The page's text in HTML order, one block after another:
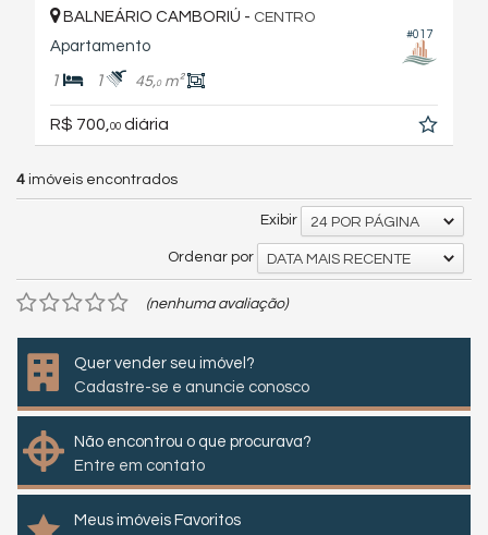
#017
BALNEÁRIO CAMBORIÚ - CENTRO
Apartamento
1 1 45,0m²
R$ 700,00 diária
4 imóveis encontrados
Exibir 24 POR PÁGINA
Ordenar por DATA MAIS RECENTE
(nenhuma avaliação)
Quer vender seu imóvel?
Cadastre-se e anuncie conosco
Não encontrou o que procurava?
Entre em contato
Meus imóveis Favoritos